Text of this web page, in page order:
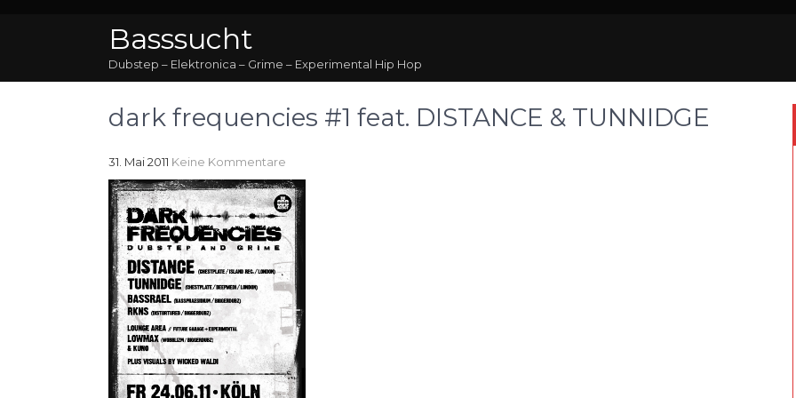
Basssucht
Dubstep – Elektronica – Grime – Experimental Hip Hop
dark frequencies #1 feat. DISTANCE & TUNNIDGE
31. Mai 2011 Keine Kommentare